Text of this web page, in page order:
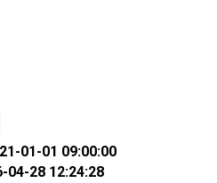
01-01 09:00:00
04-28 12:24:28